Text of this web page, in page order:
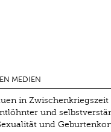
MEDIEN
in
und
und